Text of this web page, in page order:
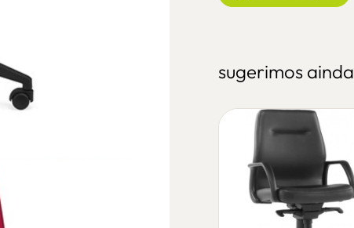
sugerimos ainda